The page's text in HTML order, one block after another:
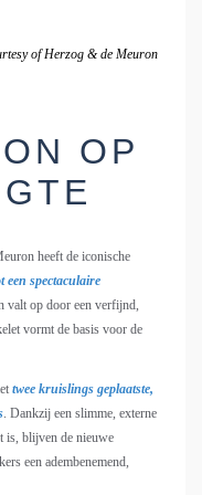
of Herzog & de Meuron
OP
heeft de iconische
een spectaculaire
valt op door een verfijnd,
vormt de basis voor de
twee kruislings geplaatste,
. Dankzij een slimme, externe
is, blijven de nieuwe
een adembenemend,